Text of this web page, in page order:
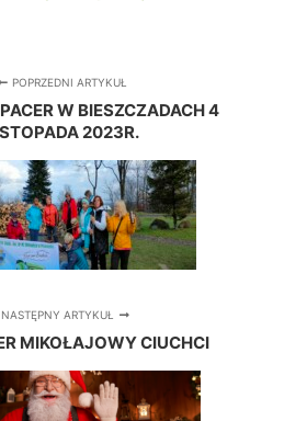
POPRZEDNI ARTYKUŁ
W BIESZCZADACH 4
2023R.
NASTĘPNY ARTYKUŁ
MIKOŁAJOWY CIUCHCI